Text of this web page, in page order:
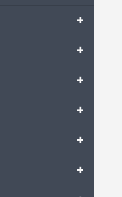
+
+
+
+
+
+